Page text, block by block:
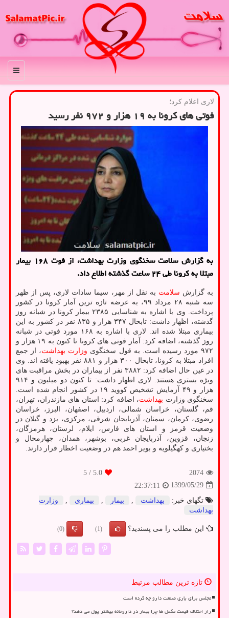
منو
لاری اعلام كرد؛
فوتی های كرونا به ۱۹ هزار و ۹۷۲ نفر رسید
به گزارش سلامت سخنگوی وزارت بهداشت، از فوت ۱۶۸ بیمار
مبتلا به كرونا طی ۲۴ ساعت گذشته اطلاع داد.
به گزارش سلامت به نقل از مهر، سیما سادات لاری، پس از ظهر
سه شنبه ۲۸ مرداد ۹۹، به عرضه تازه ترین آمار کرونا در کشور
پرداخت. وی با اشاره به شناسایی ۲۳۸۵ بیمار کرونا در شبانه روز
گذشته، اظهار داشت: تابحال ۳۴۷ هزار و ۸۳۵ نفر در کشور به این
بیماری مبتلا شده اند. لاری با اشاره به ۱۶۸ مورد فوتی در شبانه
روز گذشته، اضافه کرد: آمار فوتی های کرونا تا کنون به ۱۹ هزار و
۹۷۲ مورد رسیده است. به قول سخنگوی
وزارت بهداشت، از جمع
افراد مبتلا به کرونا، تابحال ۳۰۰ هزار و ۸۸۱ نفر بهبود یافته اند. وی
در عین حال اضافه کرد: ۳۸۸۲ نفر از بیماران در بخش مراقبت های
ویژه بستری هستند. لاری اظهار داشت: تا کنون دو میلیون و ۹۱۴
هزار و ۴۹ آزمایش تشخیص کووید ۱۹ در کشور انجام شده است.
سخنگوی وزارت بهداشت، اضافه کرد: استان های مازندران، تهران،
قم، گلستان، خراسان شمالی، اردبیل، اصفهان، البرز، خراسان
رضوی، کرمان، سمنان، آذربایجان شرقی، مرکزی، یزد و گیلان در
وضعیت قرمز و استان های فارس، ایلام، لرستان، هرمزگان،
زنجان، قزوین، آذربایجان غربی، بوشهر، همدان، چهارمحال و
بختیاری و کهگیلویه و بویر احمد هم در وضعیت اخطار قرار دارند.
2074
5.0
/ 5
1399/05/29
22:37:11
تگهای خبر:
بهداشت بیمار بیماری
وزارت
بهداشت
این مطلب را می پسندید؟ (1)
(0)
تازه ترین مطالب مرتبط
مجلس برای یاری صنعت دارو چه کرده است
راز اختلاف قیمت مکمل ها چرا بیمار در داروخانه بیشتر پول می دهد؟